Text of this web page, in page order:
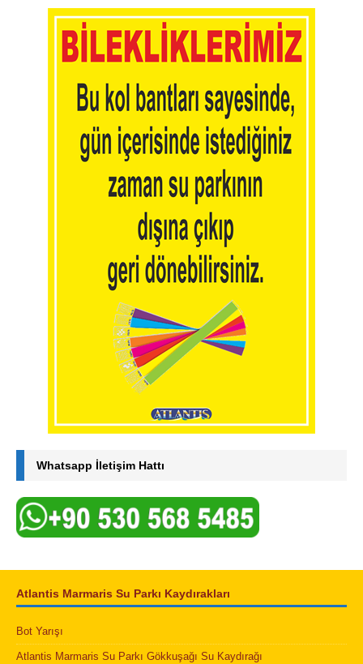
Whatsapp İletişim Hattı
Atlantis Marmaris Su Parkı Kaydırakları
Bot Yarışı
Atlantis Marmaris Su Parkı Gökkuşağı Su Kaydırağı